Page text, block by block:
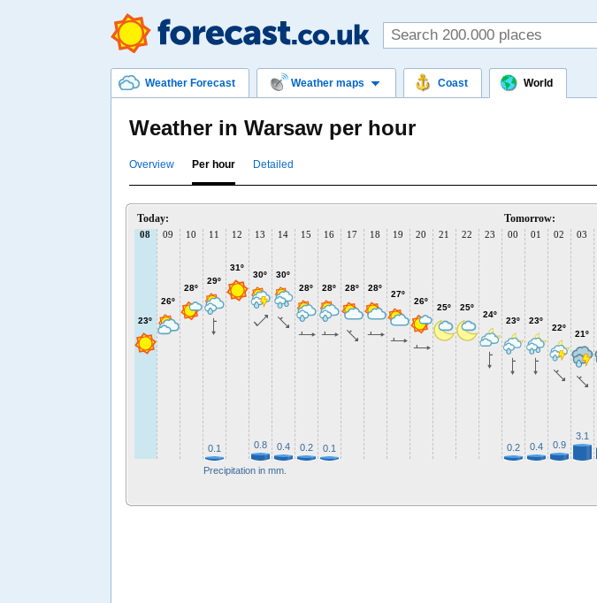
Weather Forecast Weather maps Coast World
Weather in Warsaw per hour
Overview Per hour Detailed
Today:
08
23º
09
26º
10
28º
11
29º
Precipitation in mm.
0.1
12
31º
13
30º
0.8
14
30º
0.4
15
28º
0.2
16
28º
0.1
17
28º
18
28º
19
27º
20
26º
21
25º
22
25º
23
24º
Tomorrow:
00
23º
0.2
01
23º
0.4
02
22º
0.9
03
21º
3.1